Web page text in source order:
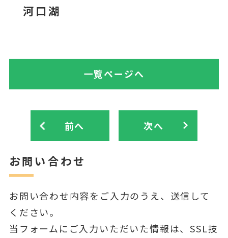
河口湖
前へ
一覧ページへ
次へ
お問い合わせ
お問い合わせ内容をご入力のうえ、送信して
ください。
当フォームにご入力いただいた情報は、SSL技